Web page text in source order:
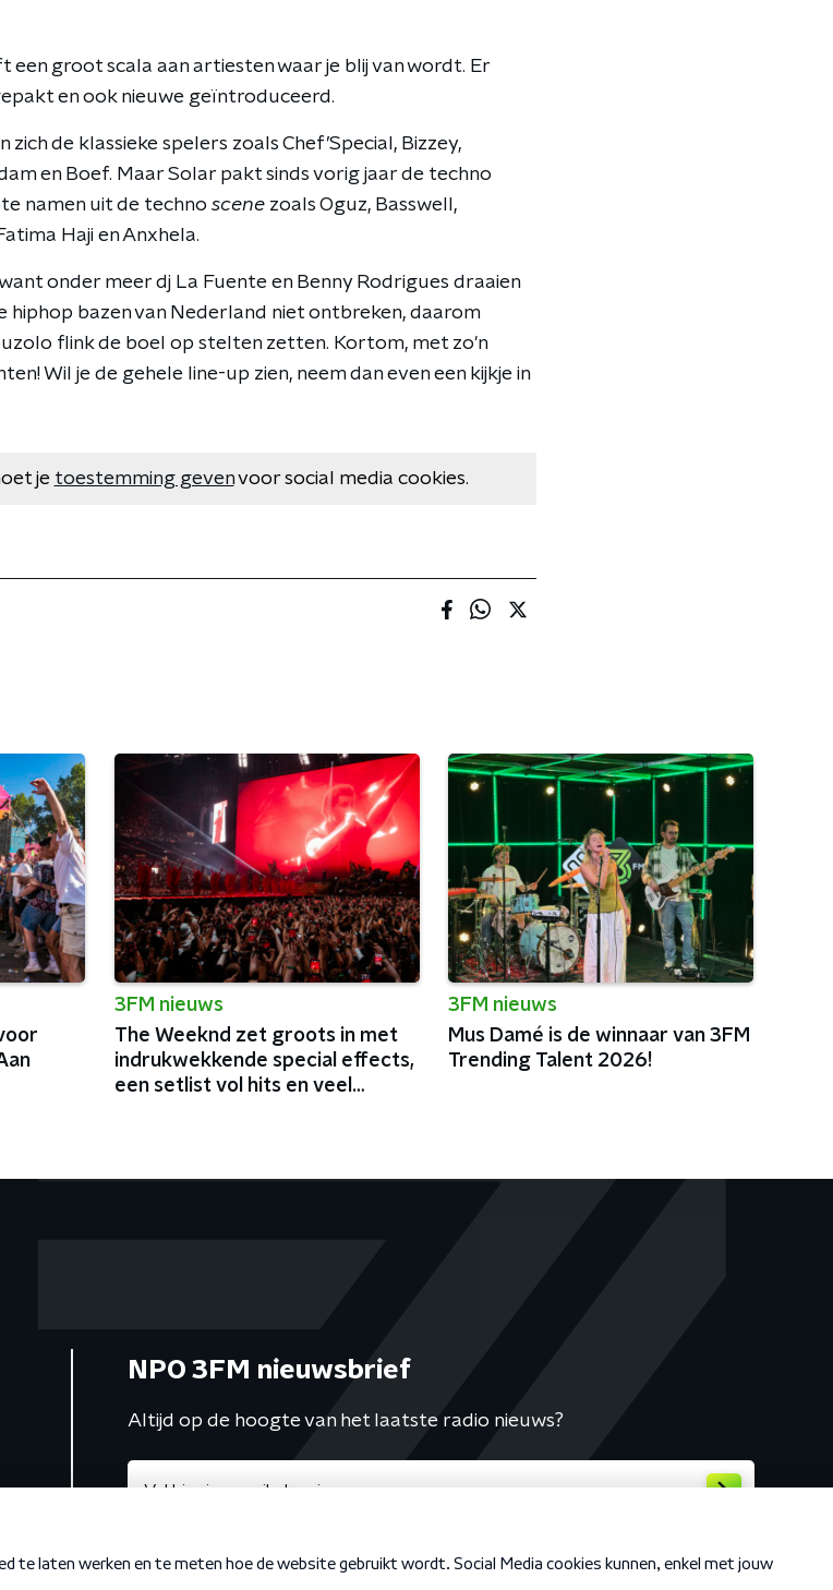
groot scala aan artiesten waar je blij van wordt. Er
en ook nieuwe geïntroduceerd.
de klassieke spelers zoals Chef’Special, Bizzey,
en Boef. Maar Solar pakt sinds vorig jaar de techno
namen uit de techno scene zoals Oguz, Basswell,
Haji en Anxhela.
onder meer dj La Fuente en Benny Rodrigues draaien
hiphop bazen van Nederland niet ontbreken, daarom
flink de boel op stelten zetten. Kortom, met zo'n
Wil je de gehele line-up zien, neem dan even een kijkje in
je toestemming gevenvoor social media cookies.
3FM nieuws
The Weeknd zet groots in met
indrukwekkende special effects,
een setlist vol hits en veel
3FM nieuws
Mus Damé is de winnaar van 3FM
Trending Talent 2026!
NPO 3FM nieuwsbrief
Altijd op de hoogte van het laatste radio nieuws?